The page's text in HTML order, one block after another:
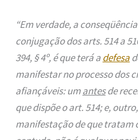
“Em verdade, a
conjugação dos arts. 514 a
394, § 4º, é que terá adefesa
manifestar no processo dos
afiançáveis: umantesde
que dispõe o art. 514; e, outro,
manifestação de que tratam